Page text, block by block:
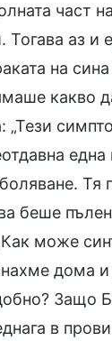
част
аз и
на
какво
„Тези
Тя
беше
може
дома
Защо
в